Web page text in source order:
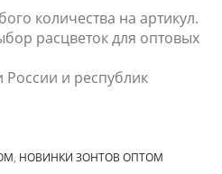
количества на артикул.
расцветок для оптовых
России и республик
, НОВИНКИ ЗОНТОВ ОПТОМ